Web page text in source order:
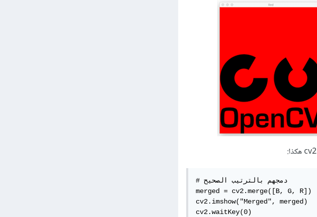
# دمجهم بالترتيب الصحيح
merged = cv2.merge([B, G, R])
cv2.imshow("Merged", merged)
cv2.waitKey(0)